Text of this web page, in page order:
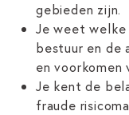
gebieden zijn.
Je weet
bestuur en de
en voorkomen
Je kent de
fraude